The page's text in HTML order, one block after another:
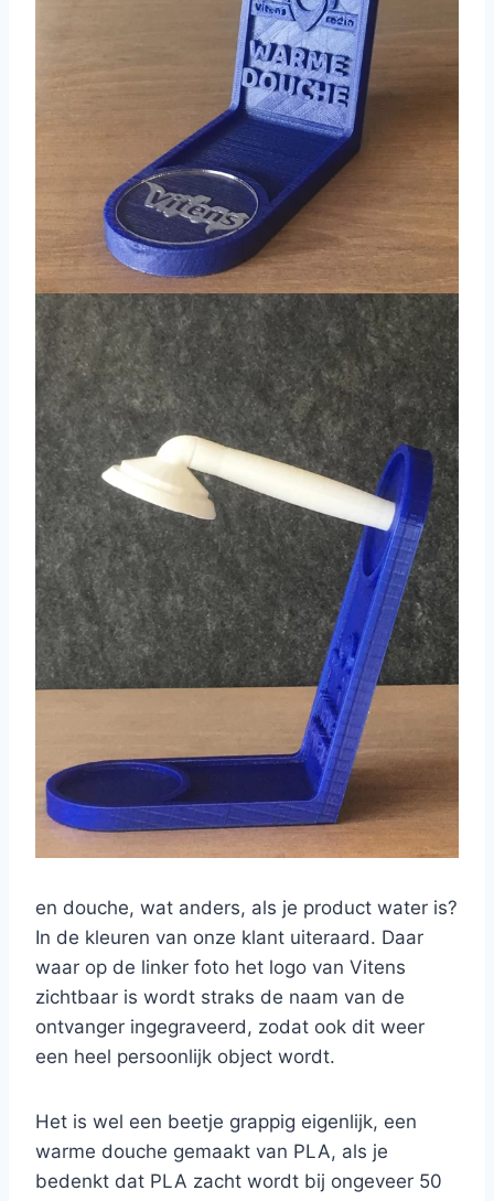
en douche, wat anders, als je product water is?
In de kleuren van onze klant uiteraard. Daar
waar op de linker foto het logo van Vitens
zichtbaar is wordt straks de naam van de
ontvanger ingegraveerd, zodat ook dit weer
een heel persoonlijk object wordt.
Het is wel een beetje grappig eigenlijk, een
warme douche gemaakt van PLA, als je
bedenkt dat PLA zacht wordt bij ongeveer 50